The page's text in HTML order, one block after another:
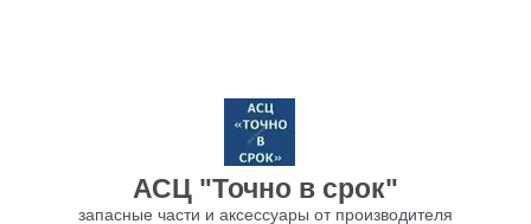
АСЦ "Точно в срок"
запасные части и аксессуары от производителя